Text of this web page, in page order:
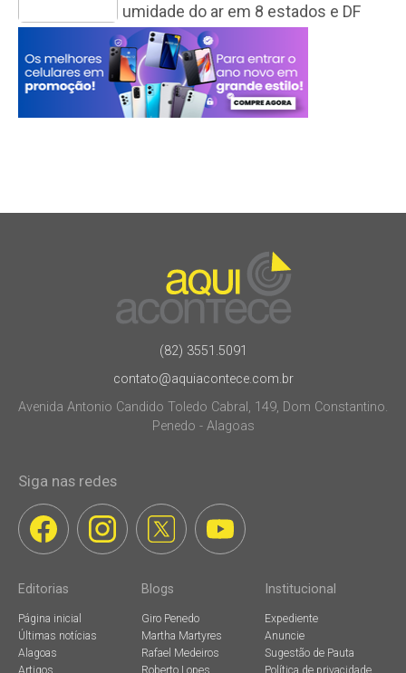
umidade do ar em 8 estados e DF
(82) 3551.5091
contato@aquiacontece.com.br
Avenida Antonio Candido Toledo Cabral, 149, Dom Constantino.
Penedo - Alagoas
Siga nas redes
Editorias
Página inicial
Últimas notícias
Alagoas
Artigos
Blogs
Giro Penedo
Martha Martyres
Rafael Medeiros
Roberto Lopes
Institucional
Expediente
Anuncie
Sugestão de Pauta
Política de privacidade